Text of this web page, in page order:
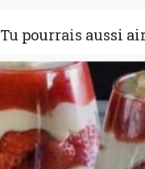
Tu pourrais aussi